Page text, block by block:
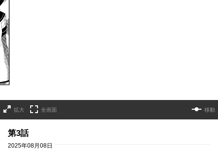
拡大 全画面 移動
第3話
2025年08月08日